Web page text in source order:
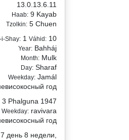
13.0.13.6.11
Haab: 9 Kayab
Tzolkin: 5 Chuen
i-Shay: 1 Váhid: 10
Year: Bahháj
Month: Mulk
Day: Sharaf
Weekday: Jamál
год
3 Phalguna 1947
Weekday: ravivara
год
7 день 8 недели,